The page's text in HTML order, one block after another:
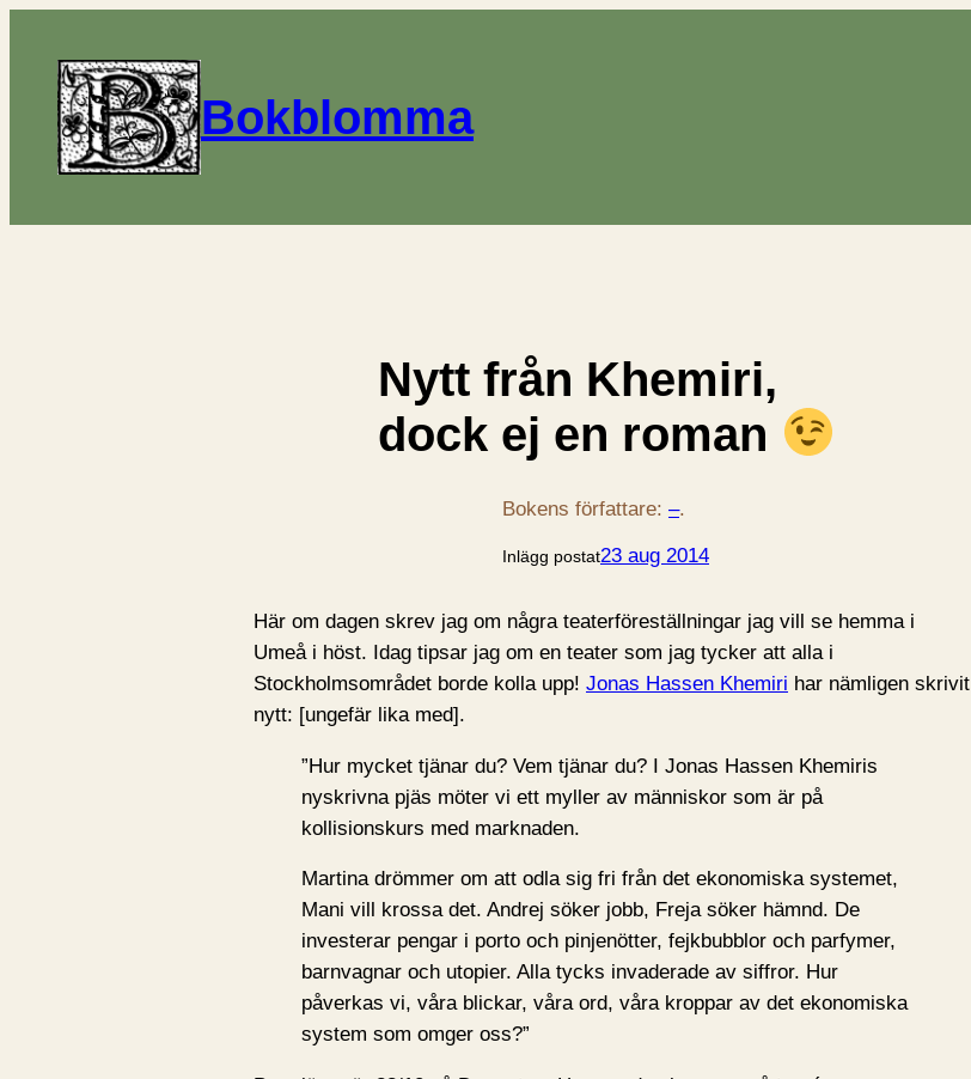
Bokblomma
Nytt från Khemiri,
dock ej en roman
Bokens författare: –.
Inlägg postat23 aug 2014
Här om dagen skrev jag om några teaterföreställningar jag vill se hemma i
Umeå i höst. Idag tipsar jag om en teater som jag tycker att alla i
Stockholmsområdet borde kolla upp! Jonas Hassen Khemiri har nämligen skrivit
nytt: [ungefär lika med].
”Hur mycket tjänar du? Vem tjänar du? I Jonas Hassen Khemiris
nyskrivna pjäs möter vi ett myller av människor som är på
kollisionskurs med marknaden.
Martina drömmer om att odla sig fri från det ekonomiska systemet,
Mani vill krossa det. Andrej söker jobb, Freja söker hämnd. De
investerar pengar i porto och pinjenötter, fejkbubblor och parfymer,
barnvagnar och utopier. Alla tycks invaderade av siffror. Hur
påverkas vi, våra blickar, våra ord, våra kroppar av det ekonomiska
system som omger oss?”